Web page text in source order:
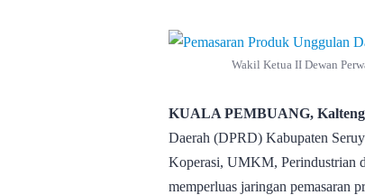
Wakil Ketua II Dewan
KUALA PEMBUANG,
Daerah (DPRD) Kabupaten
Koperasi, UMKM, Perindustrian
memperluas jaringan pemasaran